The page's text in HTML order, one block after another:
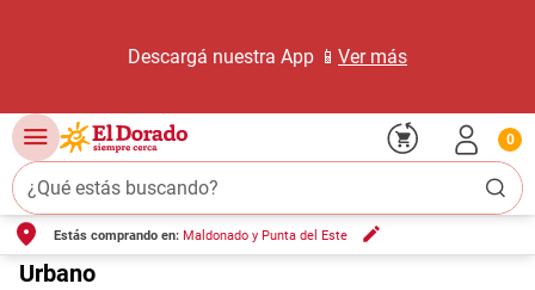
Descargá nuestra App 📱 Ver más
¿Qué estás buscando?
0
Estás comprando en: Maldonado y Punta del Este
Urbano
TÉRMINOS MÁS BUSCADOS